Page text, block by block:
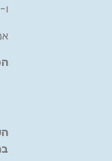
ו-52% מתשלומי הב"ל (ללא מס בריאות) יחשבו להוצאה מוכרת .